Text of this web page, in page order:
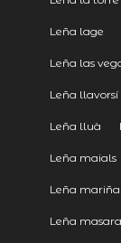
Leña lage
Leña las
Leña llavorsí
Leña lluà
Leña maials
Leña
Leña